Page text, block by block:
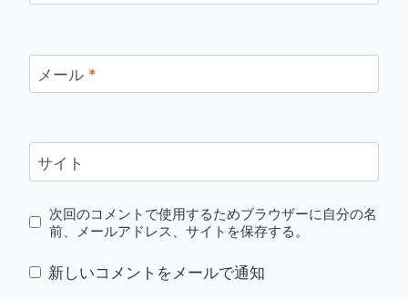
メール *
サイト
次回のコメントで使用するためブラウザーに自分の名
前、メールアドレス、サイトを保存する。
新しいコメントをメールで通知